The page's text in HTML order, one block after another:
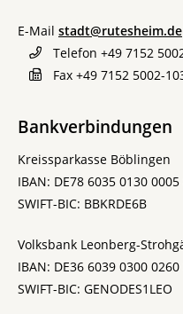
E-Mail stadt@rutesheim.de
Telefon +49 7152
Fax +49 7152 5002-
Bankverbindungen
Kreissparkasse Böblingen
IBAN: DE78 6035 0130
SWIFT-BIC: BBKRDE6B
Volksbank Leonberg-
IBAN: DE36 6039 0300
SWIFT-BIC: GENODES1LEO